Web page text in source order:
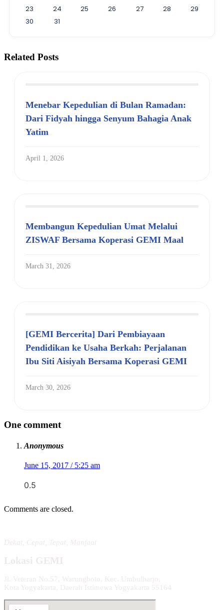
23
24 25 26 27 28
29
30
31
Related Posts
Menebar Kepedulian di Bulan Ramadan:
Dari Fidyah hingga Senyum Bahagia Anak
Yatim
April 1, 2026
Membangun Kepedulian Umat Melalui
ZISWAF Bersama Koperasi GEMI Maal
March 31, 2026
[GEMI Bercerita] Dari Pembiayaan
Pendidikan ke Usaha Berkah: Perjalanan
Ibu Siti Aisiyah Bersama Koperasi GEMI
March 30, 2026
One comment
Anonymous
June 15, 2017 / 5:25 am
0.5
Comments are closed.